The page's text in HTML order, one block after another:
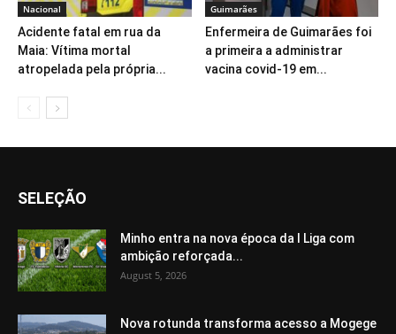
Nacional
Acidente fatal em rua da
Maia: Vítima mortal
atropelada pela própria...
Guimarães
Enfermeira de Guimarães foi
a primeira a administrar
vacina covid-19 em...
SELEÇÃO
Minho entra na nova época da I Liga com
ambição reforçada...
August 5, 2026
Nova rotunda transforma acesso a Mogege